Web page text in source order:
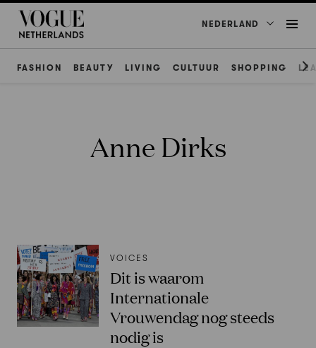
NEDERLAND
FASHION BEAUTY LIVING CULTUUR SHOPPING
Anne Dirks
VOICES
Dit is waarom
Internationale
Vrouwendag nog steeds
nodig is